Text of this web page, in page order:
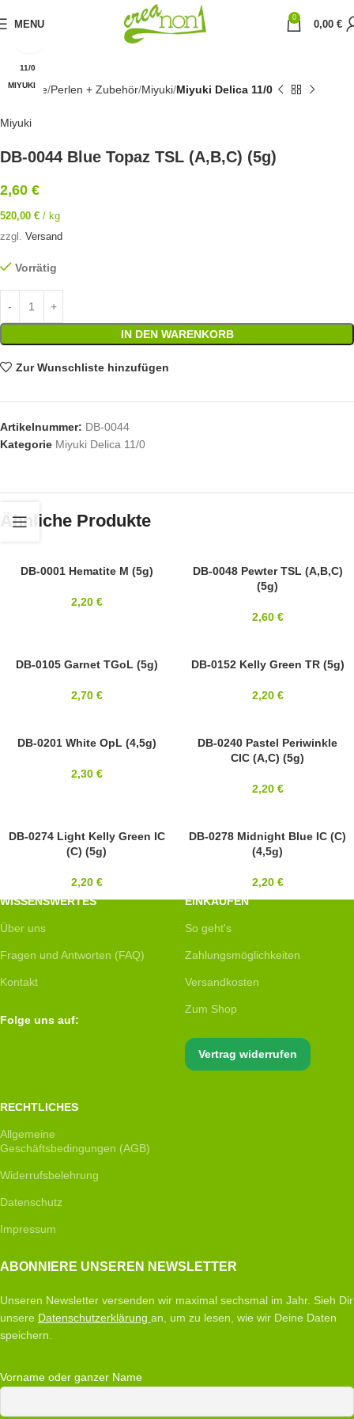
MENU
0
0,00 €
11/0
MIYUKI
Startseite Perlen + Zubehör Miyuki Miyuki Delica 11/0
Miyuki
DB-0044 Blue Topaz TSL (A,B,C) (5g)
2,60 €
520,00 € / kg
zzgl. Versand
Vorrätig
IN DEN WARENKORB
Zur Wunschliste hinzufügen
Artikelnummer: DB-0044
Kategorie Miyuki Delica 11/0
Ähnliche Produkte
11/0DB-0001 Hematite M (5g)
2,20 €
11/0
DB-0048 Pewter TSL (A,B,C)
(5g)
2,60 €
SOLD OUT
DB-0105 Garnet TGoL (5g)
2,70 €
11/0
DB-0152 Kelly Green TR (5g)
2,20 €
11/0DB-0201 White OpL (4,5g)
2,30 €
11/0DB-0240 Pastel Periwinkle
CIC (A,C) (5g)
2,20 €
SOLD OUT
DB-0274 Light Kelly Green IC
(C) (5g)
2,20 €
11/0
DB-0278 Midnight Blue IC (C)
(4,5g)
2,20 €
WISSENSWERTES
Über uns
Fragen und Antworten (FAQ)
Kontakt
Folge uns auf:
EINKAUFEN
So geht's
Zahlungsmöglichkeiten
Versandkosten
Zum Shop
Vertrag widerrufen
RECHTLICHES
Allgemeine
Geschäftsbedingungen (AGB)
Widerrufsbelehrung
Datenschutz
Impressum
ABONNIERE UNSEREN NEWSLETTER
Unseren Newsletter versenden wir maximal sechsmal im Jahr. Sieh Dir
unsere Datenschutzerklärung an, um zu lesen, wie wir Deine Daten
speichern.
Vorname oder ganzer Name